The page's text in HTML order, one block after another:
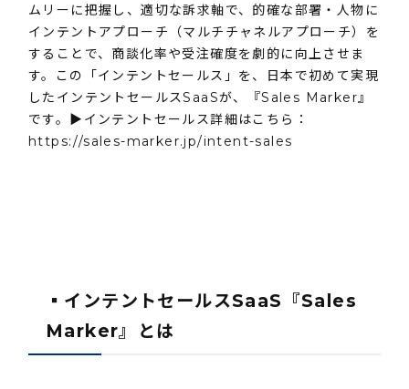
ムリーに把握し、適切な訴求軸で、的確な部署・人物に
インテントアプローチ（マルチチャネルアプローチ）を
することで、商談化率や受注確度を劇的に向上させま
す。この「インテントセールス」を、日本で初めて実現
したインテントセールスSaaSが、『Sales Marker』
です。▶️インテントセールス詳細はこちら：
https://sales-marker.jp/intent-sales
▪️インテントセールスSaaS『Sales
Marker』とは